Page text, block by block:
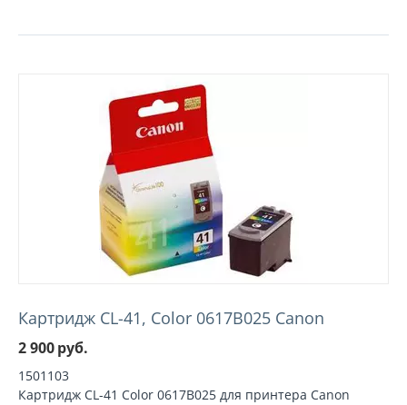
Картридж CL-41, Color 0617B025 Canon
2 900руб.
1501103
Картридж CL-41 Color 0617B025 для принтера Canon